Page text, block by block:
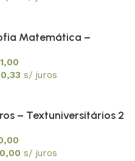
Matemática –
s/ juros
– Textuniversitários 2
s/ juros